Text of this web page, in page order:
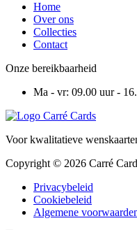
Home
Over ons
Collecties
Contact
Onze bereikbaarheid
Ma - vr: 09.00 uur -
Voor kwalitatieve
Copyright © 2026 Carré
Privacybeleid
Cookiebeleid
Algemene